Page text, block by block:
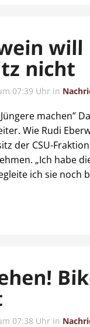
will
nicht
07:39 Uhr in
machen”
Wie Rudi
der CSU-
„Ich habe
ich sie noch
07:38 Uhr in